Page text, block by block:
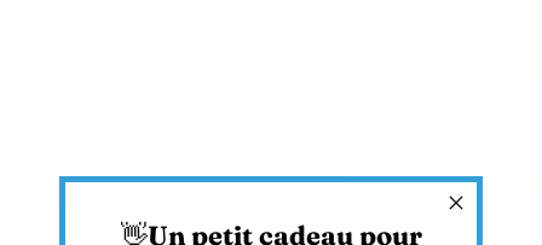
👋Un petit cadeau pour